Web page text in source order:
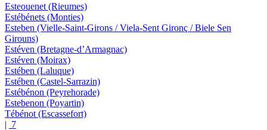
Esteouenet (Rieumes)
Estébénets (Monties)
Esteben (Vielle-Saint-Girons / Viela-Sent Gironç / Biele Sen
Girouns)
Estéven (Bretagne-d’Armagnac)
Estéven (Moirax)
Estében (Laluque)
Estében (Castel-Sarrazin)
Estébénon (Peyrehorade)
Estebenon (Poyartin)
Tébénot (Escassefort)
| 7